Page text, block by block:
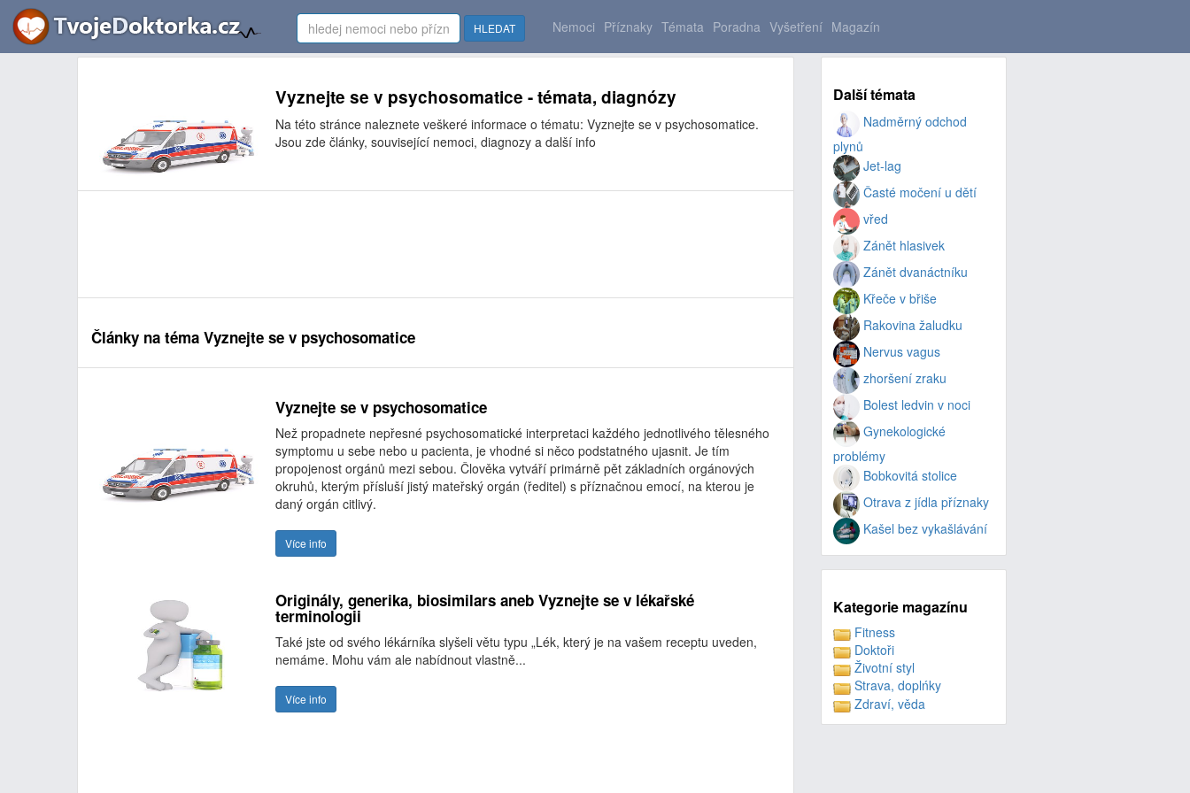
HLEDAT Nemoci Příznaky Témata Poradna Vyšetření Magazín
Vyznejte se v psychosomatice - témata, diagnózy
Na této stránce naleznete veškeré informace o tématu: Vyznejte se v psychosomatice.
Jsou zde články, související nemoci, diagnozy a další info
Články na téma Vyznejte se v psychosomatice
Vyznejte se v psychosomatice
Než propadnete nepřesné psychosomatické interpretaci každého jednotlivého tělesného
symptomu u sebe nebo u pacienta, je vhodné si něco podstatného ujasnit. Je tím
propojenost orgánů mezi sebou. Člověka vytváří primárně pět základních orgánových
okruhů, kterým přísluší jistý mateřský orgán (ředitel) s příznačnou emocí, na kterou je
daný orgán citlivý.
Více info
Originály, generika, biosimilars aneb Vyznejte se v lékařské
terminologii
Také jste od svého lékárníka slyšeli větu typu „Lék, který je na vašem receptu uveden,
nemáme. Mohu vám ale nabídnout vlastně...
Více info
Další témata
Nadměrný odchod
plynů
Jet-lag
Časté močení u dětí
vřed
Zánět hlasivek
Zánět dvanáctníku
Křeče v břiše
Rakovina žaludku
Nervus vagus
zhoršení zraku
Bolest ledvin v noci
Gynekologické
problémy
Bobkovitá stolice
Otrava z jídla příznaky
Kašel bez vykašlávání
Kategorie magazínu
Fitness
Doktoři
Životní styl
Strava, doplńky
Zdraví, věda